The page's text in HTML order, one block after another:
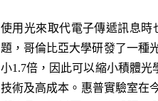
使用光來取代電子傳遞訊息時
題，哥倫比亞大學研發了一種
小1.7倍，因此可以縮小積體
技術及高成本。惠普實驗室在